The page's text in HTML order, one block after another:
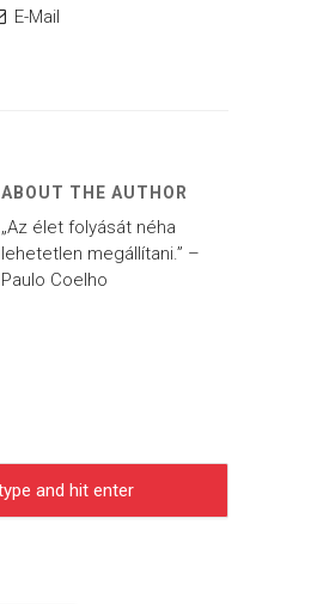
E-Mail
ABOUT THE AUTHOR
„Az élet folyását néha
lehetetlen megállítani.” –
Paulo Coelho